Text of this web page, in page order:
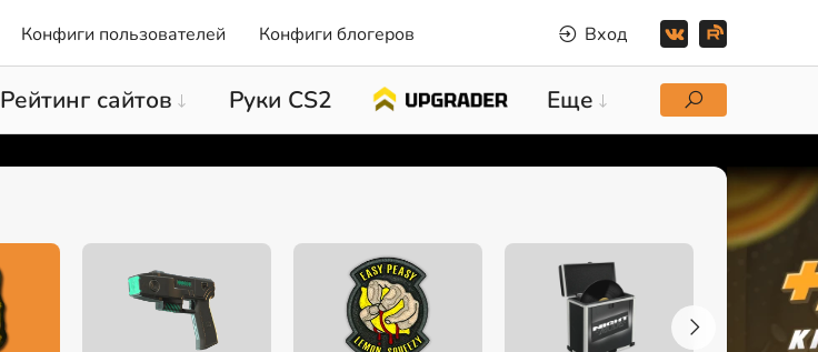
Конфиги пользователей Конфиги блогеров Вход
Рейтинг сайтов Руки CS2 Еще